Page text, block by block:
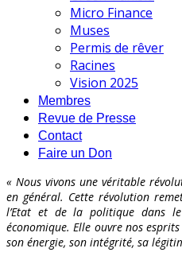
Micro Finance
Muses
Permis de rêver
Racines
Vision 2025
Membres
Revue de Presse
Contact
Faire un Don
« Nous vivons une véritable
en général. Cette révolution
l’Etat et de la politique dans
économique. Elle ouvre nos
son énergie, son intégrité, sa